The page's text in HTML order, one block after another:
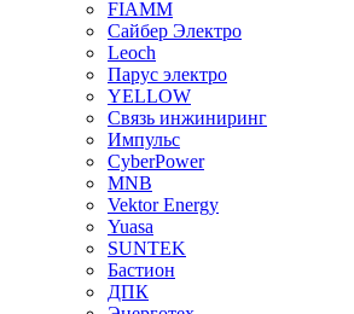
FIAMM
Сайбер Электро
Leoch
Парус электро
YELLOW
Связь инжиниринг
Импульс
CyberPower
MNB
Vektor Energy
Yuasa
SUNTEK
Бастион
ДПК